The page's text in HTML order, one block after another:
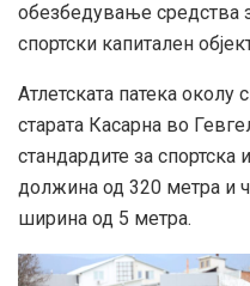
обезбедување средства
спортски капитален
Атлетската патека околу
старата Касарна во
стандардите за
должина од 320 метра и
ширина од 5 метра.